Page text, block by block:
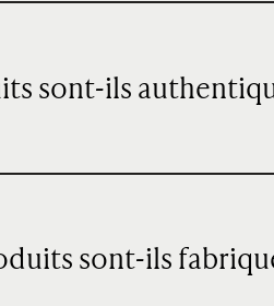
sont-ils
sont-ils